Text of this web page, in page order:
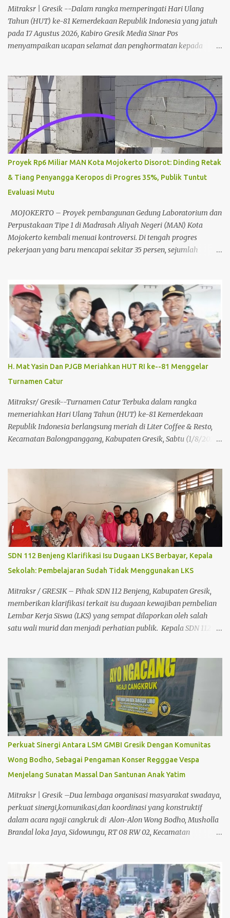
Mitraksr | Gresik --Dalam rangka memperingati Hari Ulang
Tahun (HUT) ke-81 Kemerdekaan Republik Indonesia yang jatuh
pada 17 Agustus 2026, Kabiro Gresik Media Sinar Pos
menyampaikan ucapan selamat dan penghormatan kepada
yang telah mengorbankan jiwa dan raga demi merebut
kemerdekaan. Semangat perjuangan tersebut diharapkan terus
hidup dan menjadi inspirasi bagi seluruh elemen masyarakat
dalam menjaga persatuan, memperkuat persaudaraan, serta
membangun Indonesia yang lebih maju. Kabiro Gresik Media
Sinar Pos (H. Hadi) mengajak masyarakat menjadikan peringatan
HUT RI ke-81 sebagai momentum memperkokoh rasa cinta tanah
air, meningkatkan kepedulian sosial, serta berpartisipasi aktif
dalam pembangunan bangsa sesuai dengan bidang dan
profesinya masing-masing. Pada peringatan HUT RI ke-81 tahun
dan Makmur", y...
Proyek Rp6 Miliar MAN Kota Mojokerto Disorot: Dinding Retak
& Tiang Penyangga Keropos di Progres 35%, Publik Tuntut
Evaluasi Mutu
MOJOKERTO – Proyek pembangunan Gedung Laboratorium dan
Perpustakaan Tipe 1 di Madrasah Aliyah Negeri (MAN) Kota
Mojokerto kembali menuai kontroversi. Di tengah progres
pekerjaan yang baru mencapai sekitar 35 persen, sejumlah
pantauan langsung di lokasi proyek yang berlokasi di Jalan Cinde
Baru 8, Kelurahan Prajurit Kulon, terlihat jelas adanya keretakan
pada dinding bata. Yang lebih memprihatinkan, pada bagian kaki
beberapa tiang penyangga utama struktur bangunan tiga lantai
tersebut, terdapat indikasi keropos dan berongga. Kondisi ini
menjadi alarm bahaya mengingat tiang penyangga adalah
elemen vital yang menahan beban seluruh struktur gedung.
Proyek strategis ini dibiayai melalui Dana Surat Berharga Syariah
Negara (SBSN) dengan nilai kontrak mencapai
Rp6.006.478.000,00. Dengan anggaran sebesar itu dan statusnya
sebagai fasilitas pendidikan, standar kualitas seharusn...
H. Mat Yasin Dan PJGB Meriahkan HUT RI ke--81 Menggelar
Turnamen Catur
Mitraksr/ Gresik--Turnamen Catur Terbuka dalam rangka
memeriahkan Hari Ulang Tahun (HUT) ke-81 Kemerdekaan
Republik Indonesia berlangsung meriah di Liter Coffee & Resto,
Kecamatan Balongpanggang, Kabupaten Gresik, Sabtu (1/8/2026).
dan mendapat dukungan dari Percasi ini mendapat antusiasme
tinggi dari para pecinta olahraga catur dari berbagai daerah.
Acara diawali dengan menyanyikan lagu kebangsaan Indonesia
Raya, dilanjutkan dengan doa bersama sebagai wujud rasa
syukur sekaligus harapan agar turnamen berjalan lancar, tertib,
dan menjunjung tinggi nilai sportivitas. Turut hadir dalam
pembukaan kegiatan tersebut Kapolsek Balongpanggang AKP
Wiwit, Danramil Balongpanggang, Sekretaris Kecamatan
(Sekcam) Balongpanggang yang mewakili Camat
Balongpanggang, Percasi serta Ketua Persatuan Jurnalis Gresik
Bersatu (PJGB) yang juga Pimpinan Redaksi Media Mitraksr
bapak Koeswa...
SDN 112 Benjeng Klarifikasi Isu Dugaan LKS Berbayar, Kepala
Sekolah: Pembelajaran Sudah Tidak Menggunakan LKS ‎
Mitraksr / GRESIK – Pihak SDN 112 Benjeng, Kabupaten Gresik,
memberikan klarifikasi terkait isu dugaan kewajiban pembelian
Lembar Kerja Siswa (LKS) yang sempat dilaporkan oleh salah
satu wali murid dan menjadi perhatian publik. ‎ Kepala SDN 112
tidak lagi menggunakan LKS sebagai media pembelajaran di
kelas. ‎ "Pembelajaran di kelas menggunakan LKPD yang disusun
guru sesuai karakteristik peserta didik. Sekolah kami memiliki
siswa dengan karakter yang beragam sehingga perangkat
pembelajaran disesuaikan dengan kebutuhan masing-masing,"
ujarnya. ‎ Ia menjelaskan, apabila ada wali murid yang ingin
menambah referensi belajar anak di rumah dengan membeli
buku atau bahan ajar tertentu, hal tersebut merupakan hak
pribadi orang tua dan bukan kebijakan sekolah. ‎ Menurut
Badriyah, informasi yang menyebut sekolah mewajibkan
Perkuat Sinergi Antara LSM GMBI Gresik Dengan Komunitas
Wong Bodho, Sebagai Pengaman Konser Regggae Vespa
Menjelang Sunatan Massal Dan Santunan Anak Yatim
Mitraksr | Gresik –Dua lembaga organisasi masyarakat swadaya,
perkuat sinergi,komunikasi,dan koordinasi yang konstruktif
dalam acara ngaji cangkruk di Alon-Alon Wong Bodho, Musholla
Brandal loka Jaya, Sidowungu, RT 08 RW 02, Kecamatan
dihadiri Ketua LSM GMBI Distrik Gresik Muhammad Hudin.S.Pd
bersama jajaran KSM LSM GMBI dan anggota yang di terima
langsung Oleh pendiri Wong Bodho H.Shukoiri. Pertemuan ini
menjadi moment untuk mempererat ukhuwah, membangun